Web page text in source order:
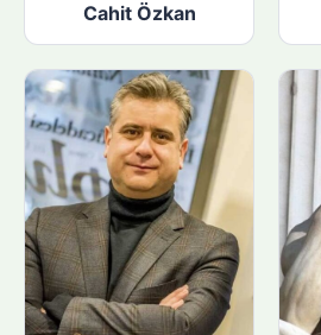
Cahit Özkan